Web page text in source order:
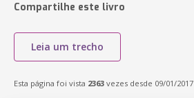
Compartilhe este livro
Leia um trecho
Esta página foi vista 2363 vezes desde 09/01/2017